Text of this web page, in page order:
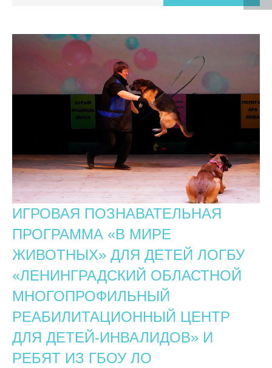
ИГРОВАЯ ПОЗНАВАТЕЛЬНАЯ
ПРОГРАММА «В МИРЕ
ЖИВОТНЫХ» ДЛЯ ДЕТЕЙ ЛОГБУ
«ЛЕНИНГРАДСКИЙ ОБЛАСТНОЙ
МНОГОПРОФИЛЬНЫЙ
РЕАБИЛИТАЦИОННЫЙ ЦЕНТР
ДЛЯ ДЕТЕЙ-ИНВАЛИДОВ» И
РЕБЯТ ИЗ ГБОУ ЛО